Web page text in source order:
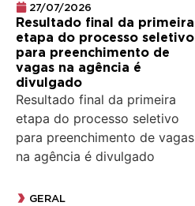
27/07/2026
Resultado final da primeira
etapa do processo seletivo
para preenchimento de
vagas na agência é
divulgado
Resultado final da primeira
etapa do processo seletivo
para preenchimento de vagas
na agência é divulgado
GERAL